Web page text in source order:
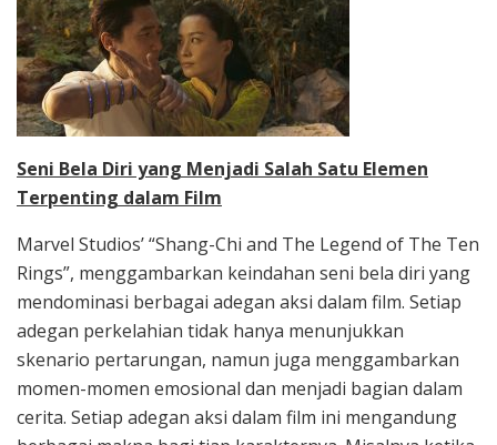
Seni Bela Diri yang Menjadi Salah Satu Elemen
Terpenting dalam Film
Marvel Studios’ “Shang-Chi and The Legend of The Ten
Rings”, menggambarkan keindahan seni bela diri yang
mendominasi berbagai adegan aksi dalam film. Setiap
adegan perkelahian tidak hanya menunjukkan
skenario pertarungan, namun juga menggambarkan
momen-momen emosional dan menjadi bagian dalam
cerita. Setiap adegan aksi dalam film ini mengandung